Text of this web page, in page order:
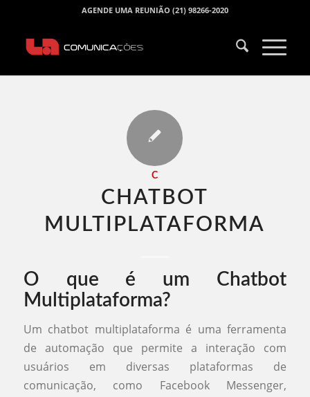
AGENDE UMA REUNIÃO (21) 98266-2020
C
CHATBOT
MULTIPLATAFORMA​
O que é um Chatbot
Multiplataforma?
Um chatbot multiplataforma é uma ferramenta
de automação que permite a interação com
usuários em diversas plataformas de
comunicação, como Facebook Messenger,